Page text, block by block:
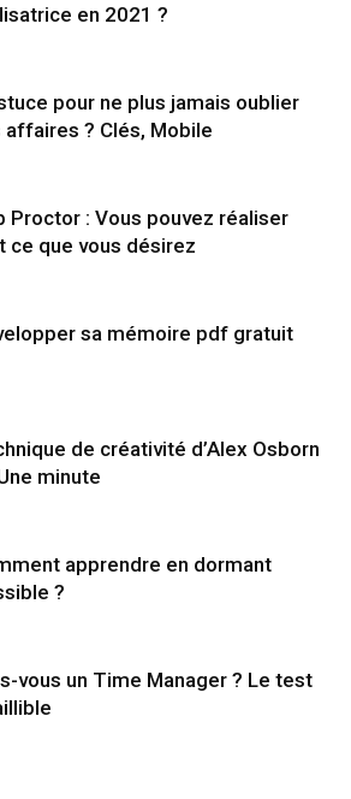
en 2021 ?
pour ne plus jamais oublier
affaires ? Clés, Mobile
Proctor : Vous pouvez réaliser
ce que vous désirez
sa mémoire pdf gratuit
de créativité d’Alex Osborn
minute
apprendre en dormant
?
vous un Time Manager ? Le test